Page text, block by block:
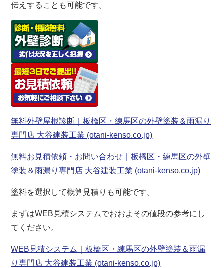
伝えすることも可能です。
無料外壁屋根診断｜板橋区・練馬区の外壁塗装＆雨漏り
専門店 大谷建装工業 (otani-kenso.co.jp)
無料お見積依頼・お問い合わせ｜板橋区・練馬区の外壁
塗装＆雨漏り専門店 大谷建装工業 (otani-kenso.co.jp)
塗料を選択して概算見積りも可能です。
まずはWEB見積システムでおおよその値段の参考にし
てください。
WEB見積システム｜板橋区・練馬区の外壁塗装＆雨漏
り専門店 大谷建装工業 (otani-kenso.co.jp)